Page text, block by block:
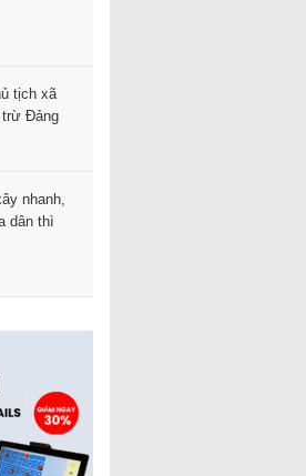
tịch xã
trừ Đảng
nhanh,
dân thì